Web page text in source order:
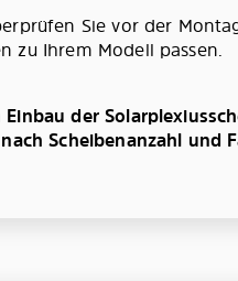
Sie vor der
zu Ihrem Modell passen.
Einbau der
Scheibenanzahl und